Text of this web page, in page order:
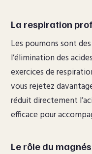
La respiration
Les poumons sont
l’élimination des
exercices de
vous rejetez
réduit directement
efficace pour
Le rôle du